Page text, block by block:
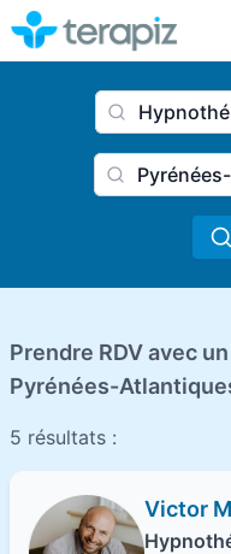
Prendre RDV avec
Pyrénées-
5 résultats :
Victor